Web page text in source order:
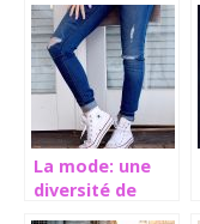
marques
La mode: une
diversité de